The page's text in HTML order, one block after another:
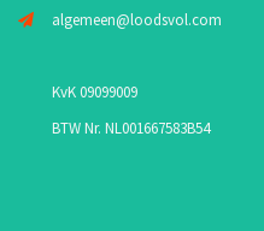
algemeen@loodsvol.com
KvK 09099009
BTW Nr. NL001667583B54